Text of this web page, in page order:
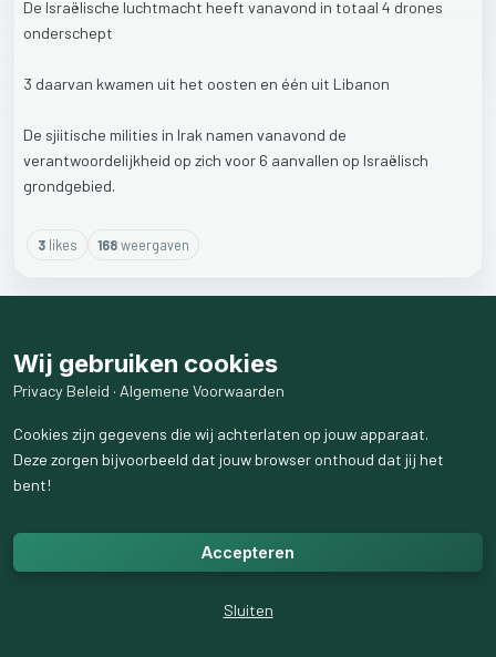
De Israëlische luchtmacht heeft vanavond in totaal 4 drones
onderschept
3 daarvan kwamen uit het oosten en één uit Libanon
De sjiitische milities in Irak namen vanavond de
verantwoordelijkheid op zich voor 6 aanvallen op Israëlisch
grondgebied.
3likes 168weergaven
Wij gebruiken cookies
Privacy Beleid · Algemene Voorwaarden
Cookies zijn gegevens die wij achterlaten op jouw apparaat.
Deze zorgen bijvoorbeeld dat jouw browser onthoud dat jij het
bent!
Accepteren
Sluiten